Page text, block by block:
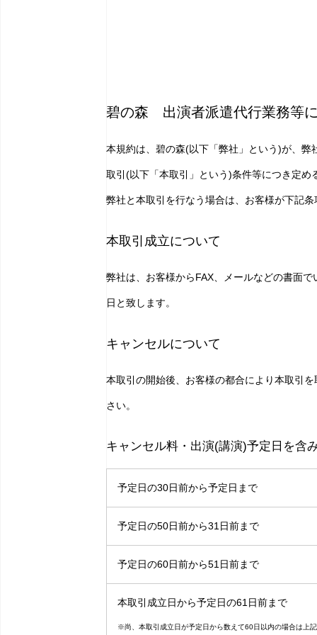
碧の森 出演者派遣代行業務等
本規約は、碧の森(以下「弊社」という)が、
取引(以下「本取引」という)条件等につき定め
弊社と本取引を行なう場合は、お客様が下記
本取引成立について
弊社は、お客様からFAX、メールなどの書面
日と致します。
キャンセルについて
本取引の開始後、お客様の都合により本取引
さい。
キャンセル料・出演(講演)予定日を含
予定日の30日前から予定日まで
予定日の50日前から31日前まで
予定日の60日前から51日前まで
本取引成立日から予定日の61日前まで
※尚、本取引成立日が予定日から数えて60日以内の場合は上